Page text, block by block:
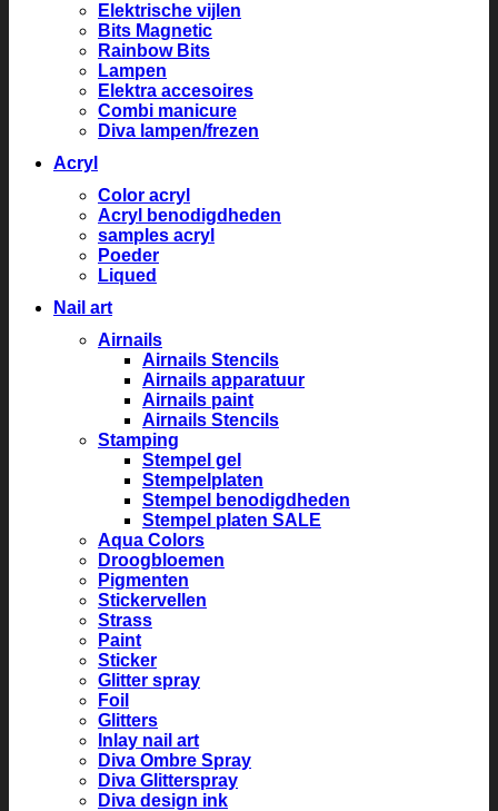
Elektrische vijlen
Bits Magnetic
Rainbow Bits
Lampen
Elektra accesoires
Combi manicure
Diva lampen/frezen
Acryl
Color acryl
Acryl benodigdheden
samples acryl
Poeder
Liqued
Nail art
Airnails
Airnails Stencils
Airnails apparatuur
Airnails paint
Airnails Stencils
Stamping
Stempel gel
Stempelplaten
Stempel benodigdheden
Stempel platen SALE
Aqua Colors
Droogbloemen
Pigmenten
Stickervellen
Strass
Paint
Sticker
Glitter spray
Foil
Glitters
Inlay nail art
Diva Ombre Spray
Diva Glitterspray
Diva design ink